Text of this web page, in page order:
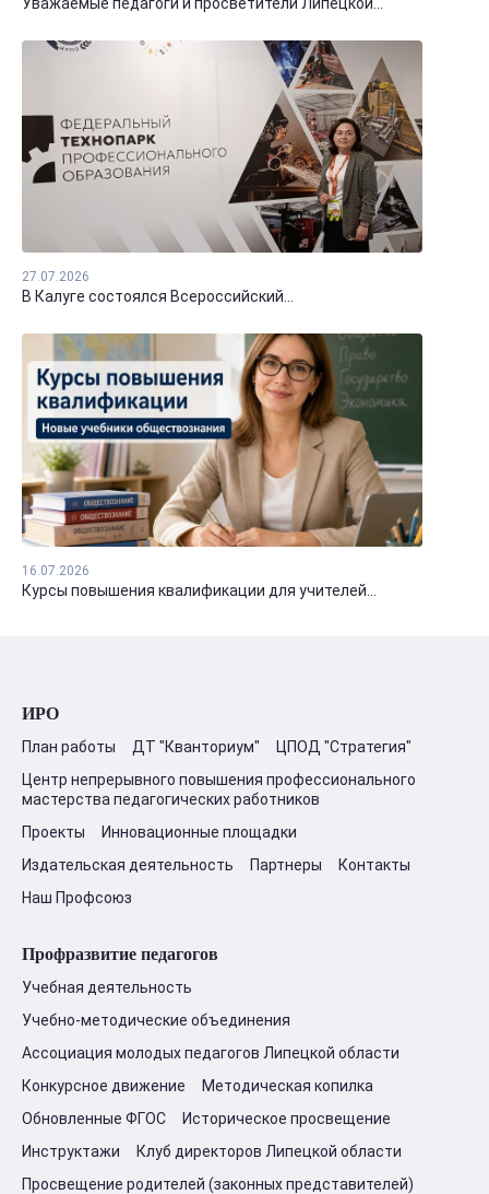
27.07.2026
В Калуге состоялся Всероссийский...
16.07.2026
Курсы повышения квалификации для учителей...
ИРО
План работы ДТ "Кванториум"
ЦПОД "Стратегия"
Центр непрерывного повышения профессионального
мастерства педагогических работников
Проекты
Инновационные площадки
Издательская деятельность
Партнеры
Контакты
Наш Профсоюз
Профразвитие педагогов
Учебная деятельность
Учебно-методические объединения
Ассоциация молодых педагогов Липецкой области
Конкурсное движение
Методическая копилка
Обновленные ФГОС
Историческое просвещение
Инструктажи
Клуб директоров Липецкой области
Просвещение родителей (законных представителей)